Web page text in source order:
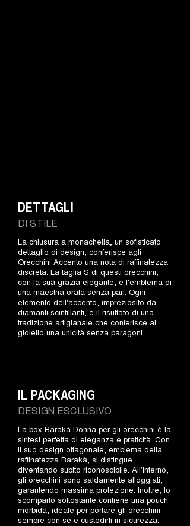
DI STILE
DETTAGLI
La chiusura a monachella, un sofisticato
dettaglio di design, conferisce agli
Orecchini Accento una nota di raffinatezza
discreta. La taglia S di questi orecchini,
con la sua grazia elegante, è l'emblema di
una maestria orafa senza pari. Ogni
elemento dell'accento, impreziosito da
diamanti scintillanti, è il risultato di una
tradizione artigianale che conferisce al
gioiello una unicità senza paragoni.
DESIGN ESCLUSIVO
IL PACKAGING
La box Barakà Donna per gli orecchini è la
sintesi perfetta di eleganza e praticità. Con
il suo design ottagonale, emblema della
raffinatezza Barakà, si distingue
diventando subito riconoscibile. All’interno,
gli orecchini sono saldamente alloggiati,
garantendo massima protezione. Inoltre, lo
scomparto sottostante contiene una pouch
morbida, ideale per portare gli orecchini
sempre con sé e custodirli in sicurezza.